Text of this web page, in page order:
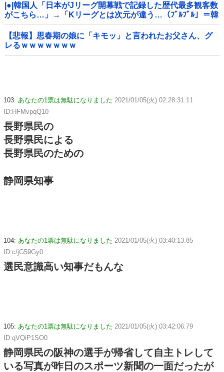
|●|韓国人「日本がJリーグ開幕戦で記録した歴代最多観客数
がこちら…」→「Kリーグとは次元が違う…（ﾌﾞﾙﾌﾞﾙ」＝韓
国の反応
【悲報】思春期の娘に「キモッ」と言われたお父さん、グ
レるｗｗｗｗｗｗｗ
103: あなたの1票は無駄になりました 2021/01/05(火) 02:28:31.11
ID:HFMvpqQ10
長野県民の
長野県民による
長野県民のための
静岡県知事
104: あなたの1票は無駄になりました 2021/01/05(火) 03:40:13.85
ID:c/jG59Gy0
選民意識高い知事だもんな
105: あなたの1票は無駄になりました 2021/01/05(火) 03:42:06.79
ID:qVQiP1SO0
静岡県民の阪神の選手が帰省して自主トレして
いる写真が昨日のスポーツ新聞の一面だったが